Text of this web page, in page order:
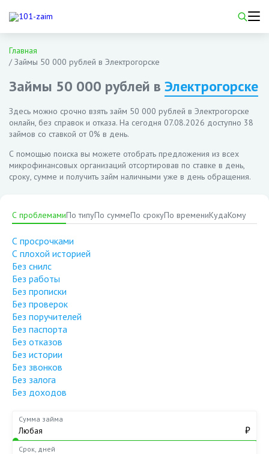
Главная
/Займы 50 000 рублей в Электрогорске
Займы 50 000 рублей в Электрогорске
Здесь можно срочно взять займ 50 000 рублей в Электрогорске
онлайн, без справок и отказа. На сегодня 07.08.2026 доступно 38
займов со ставкой от 0% в день.
С помощью поиска вы можете отобрать предложения из всех
микрофинансовых организаций отсортировав по ставке в день,
сроку, сумме и получить займ наличными уже в день обращения.
С проблемамиПо типуПо суммеПо срокуПо времениКудаКому
С просрочками
С плохой историей
Без снилс
Без работы
Без прописки
Без проверок
Без поручителей
Без паспорта
Без отказов
Без истории
Без звонков
Без залога
Без доходов
Сумма займа
₽
Срок, дней